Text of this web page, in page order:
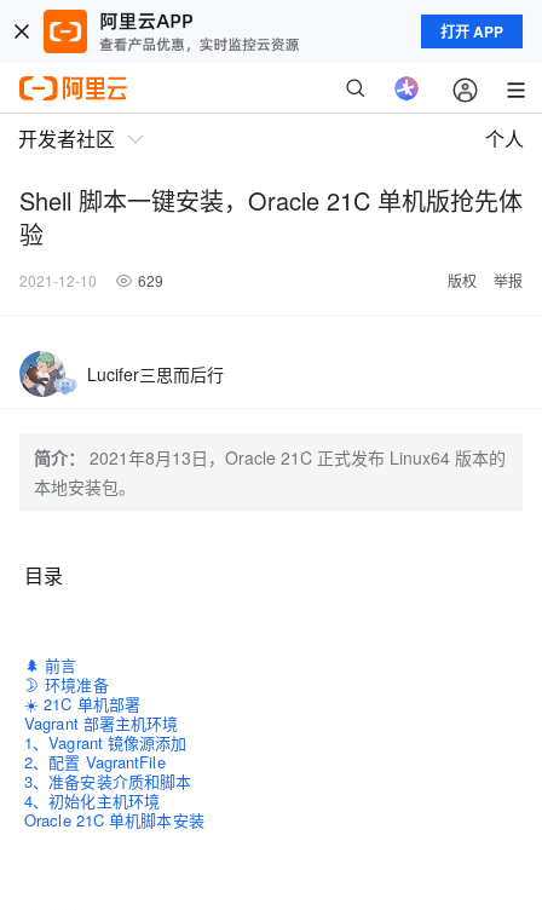
打开 APP
开发者社区 个人
Shell 脚本一键安装，Oracle 21C 单机版抢先体
验
2021-12-10 629 版权 举报
Lucifer三思而后行
简介：
2021年8月13日，Oracle 21C 正式发布 Linux64 版本的
本地安装包。
目录
🌲 前言
🌛 环境准备
☀️ 21C 单机部署
Vagrant 部署主机环境
1、Vagrant 镜像源添加
2、配置 VagrantFile
3、准备安装介质和脚本
4、初始化主机环境
Oracle 21C 单机脚本安装